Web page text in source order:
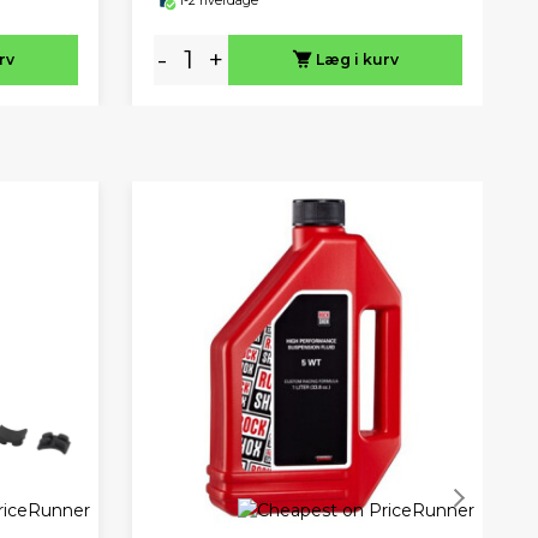
- + Læg i kurv